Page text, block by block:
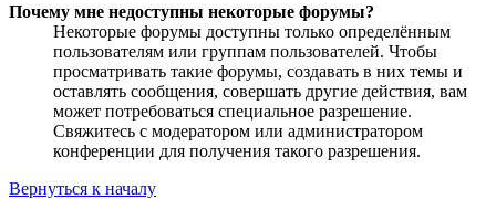
Почему мне недоступны некоторые форумы?
Некоторые форумы доступны только определённым
пользователям или группам пользователей. Чтобы
просматривать такие форумы, создавать в них темы и
оставлять сообщения, совершать другие действия, вам
может потребоваться специальное разрешение.
Свяжитесь с модератором или администратором
конференции для получения такого разрешения.
Вернуться к началу